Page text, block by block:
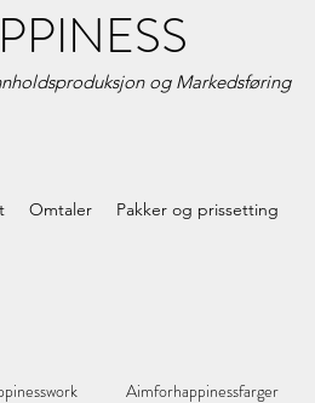
og Markedsføring
Omtaler Pakker og prissetting
Aimforhappinessfarger